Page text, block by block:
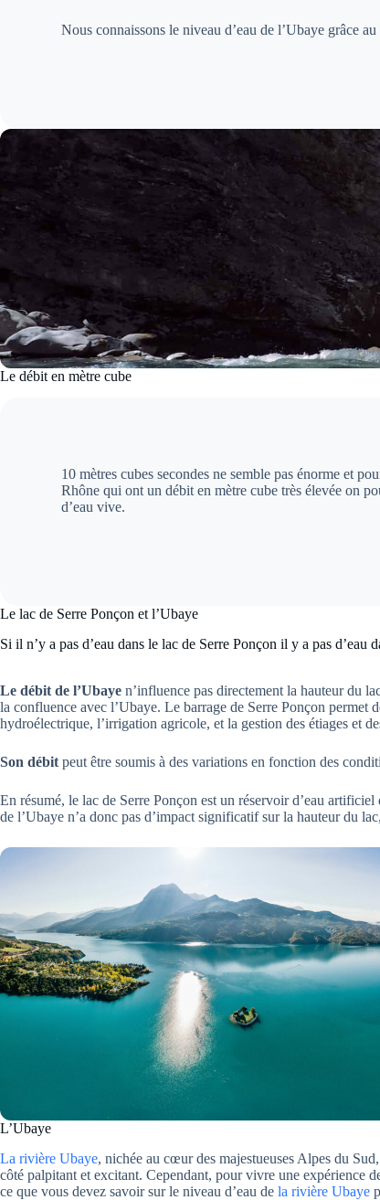
Nous connaissons le niveau d’eau de l’Ubaye grâce
Le débit en mètre cube
10 mètres cubes secondes ne semble pas énorme et
Rhône qui ont un débit en mètre cube très élevée on
d’eau vive.
Le lac de Serre Ponçon et l’Ubaye
Si il n’y a pas d’eau dans le lac de Serre Ponçon il y a pas d’eau
Le débit de l’Ubaye n’influence pas directement la hauteur du
la confluence avec l’Ubaye. Le barrage de Serre Ponçon permet
hydroélectrique, l’irrigation agricole, et la gestion des étiages et
Son débit peut être soumis à des variations en fonction des
En résumé, le lac de Serre Ponçon est un réservoir d’eau
de l’Ubaye n’a donc pas d’impact significatif sur la hauteur du
L’Ubaye
La rivière Ubaye, nichée au cœur des majestueuses Alpes du
côté palpitant et excitant. Cependant, pour vivre une expérience
ce que vous devez savoir sur le niveau d’eau de la rivière Ubaye